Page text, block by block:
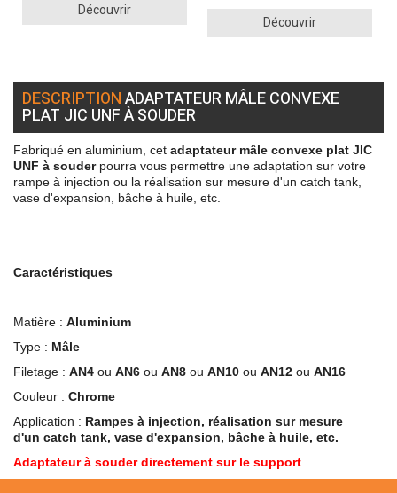
Découvrir
Découvrir
DESCRIPTIONADAPTATEUR MÂLE CONVEXE
PLAT JIC UNF À SOUDER
Fabriqué en aluminium, cet adaptateur mâle convexe plat JIC
UNF à souderpourra vous permettre une adaptation sur votre
rampe à injection ou la réalisation sur mesure d'un catch tank,
vase d'expansion, bâche à huile, etc.
Caractéristiques
Matière : Aluminium
Type : Mâle
Filetage : AN4 ou AN6 ou AN8 ou AN10 ou AN12 ou AN16
Couleur : Chrome
Application : Rampes à injection, réalisation sur mesure
d'un catch tank, vase d'expansion, bâche à huile, etc.
Adaptateur à souder directement sur le support